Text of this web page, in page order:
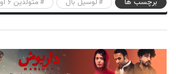
برچسب ها
لوسیل بال متولدین 6 اوت سینما